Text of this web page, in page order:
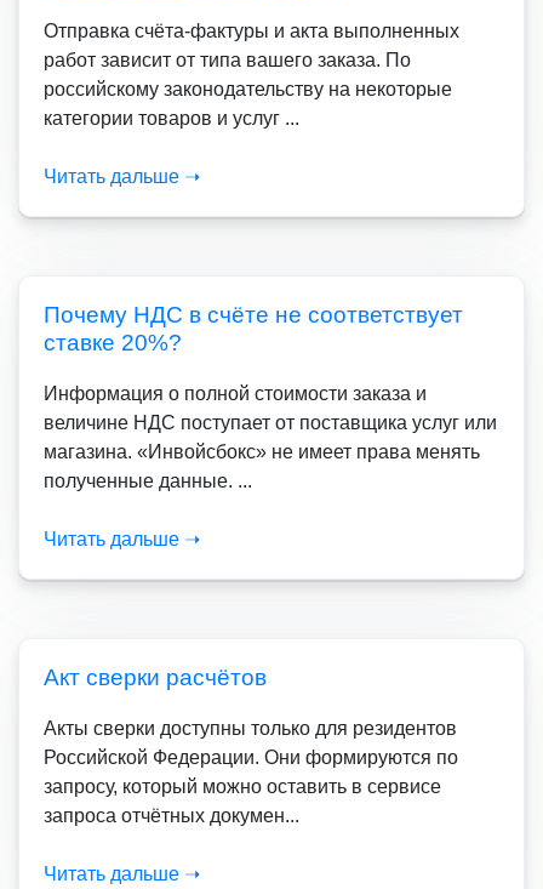
Отправка счёта-фактуры и акта выполненных
работ зависит от типа вашего заказа. По
российскому законодательству на некоторые
категории товаров и услуг ...
Читать дальше ➝
Почему НДС в счёте не соответствует
ставке 20%?
Информация о полной стоимости заказа и
величине НДС поступает от поставщика услуг или
магазина. «Инвойсбокс» не имеет права менять
полученные данные. ...
Читать дальше ➝
Акт сверки расчётов
Акты сверки доступны только для резидентов
Российской Федерации. Они формируются по
запросу, который можно оставить в сервисе
запроса отчётных докумен...
Читать дальше ➝